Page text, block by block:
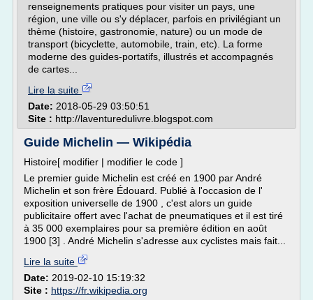
renseignements pratiques pour visiter un pays, une
région, une ville ou s'y déplacer, parfois en privilégiant un
thème (histoire, gastronomie, nature) ou un mode de
transport (bicyclette, automobile, train, etc). La forme
moderne des guides-portatifs, illustrés et accompagnés
de cartes...
Lire la suite
Date: 2018-05-29 03:50:51
Site : http://laventuredulivre.blogspot.com
Guide Michelin — Wikipédia
Histoire[ modifier | modifier le code ]
Le premier guide Michelin est créé en 1900 par André
Michelin et son frère Édouard. Publié à l'occasion de l'
exposition universelle de 1900 , c'est alors un guide
publicitaire offert avec l'achat de pneumatiques et il est tiré
à 35 000 exemplaires pour sa première édition en août
1900 [3] . André Michelin s'adresse aux cyclistes mais fait...
Lire la suite
Date: 2019-02-10 15:19:32
Site : https://fr.wikipedia.org